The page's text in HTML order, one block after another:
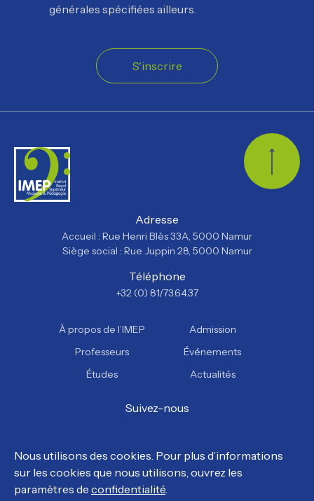
générales spécifiées ailleurs.
S'inscrire
Adresse
Accueil : Rue Henri Blès 33A, 5000 Namur
Siège social : Rue Juppin 28, 5000 Namur
Téléphone
+32 (0) 81/73.64.37
À propos de l’IMEP
Professeurs
Études
Admission
Événements
Actualités
Suivez-nous
© Tous droits réservés, IMEP 2026.
Nous utilisons des cookies. Pour plus d’informations
sur les cookies que nous utilisons, ouvrez les
paramètres de confidentialité.